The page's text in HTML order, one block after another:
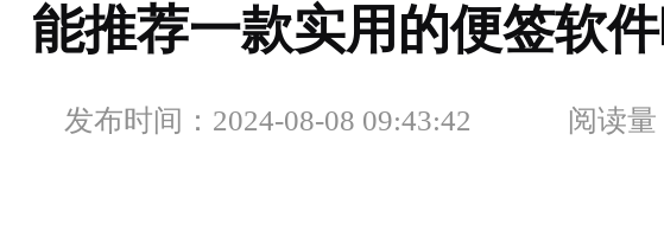
能推荐一款实用的便签软
发布时间：2024-08-08 09:43:42 阅读量